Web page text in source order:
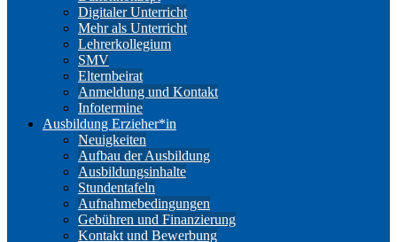
Digitaler Unterricht
Mehr als Unterricht
Lehrerkollegium
SMV
Elternbeirat
Anmeldung und Kontakt
Infotermine
Ausbildung Erzieher*in
Neuigkeiten
Aufbau der Ausbildung
Ausbildungsinhalte
Stundentafeln
Aufnahmebedingungen
Gebühren und Finanzierung
Kontakt und Bewerbung